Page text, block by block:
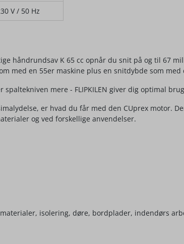
V / 50 Hz
håndrundsav K 65 cc opnår du snit på og til 67
med en 55er maskine plus en snitdybde som med
mere - FLIPKILEN giver dig optimal
er hvad du får med den CUprex motor.
og ved forskellige anvendelser.
isolering, døre, bordplader, indendørs